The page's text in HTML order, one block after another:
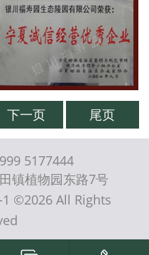
下一页 尾页
5177444
镇植物园东路7号
©2026 All Rights